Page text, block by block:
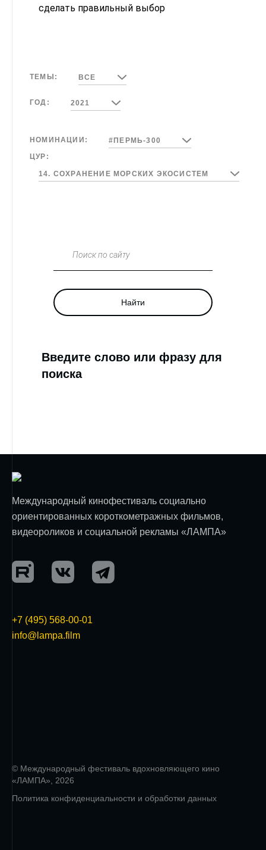
сделать правильный выбор
ТЕМЫ: ВСЕ
ГОД: 2021
НОМИНАЦИИ:
#ПЕРМЬ-300
ЦУР:
14. СОХРАНЕНИЕ МОРСКИХ ЭКОСИСТЕМ
Поиск по сайту
Найти
Введите слово или фразу для
поиска
Международный кинофестиваль социально
ориентированных короткометражных фильмов,
видеороликов и социальной рекламы «ЛАМПА»
+7 (495) 568-00-01
info@lampa.film
© Международный фестиваль вдохновляющего кино
«ЛАМПА», 2026
Политика конфиденциальности и обработки данных